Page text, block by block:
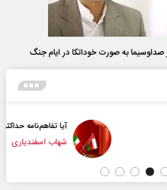
آیا تفاهم‌نامه حداکثر دستاورد راهبردی ایران بود؟